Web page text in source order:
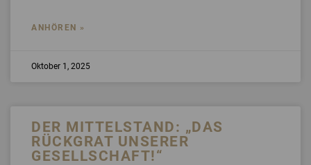
ANHÖREN »
Oktober 1, 2025
DER MITTELSTAND: „DAS
RÜCKGRAT UNSERER
GESELLSCHAFT!“